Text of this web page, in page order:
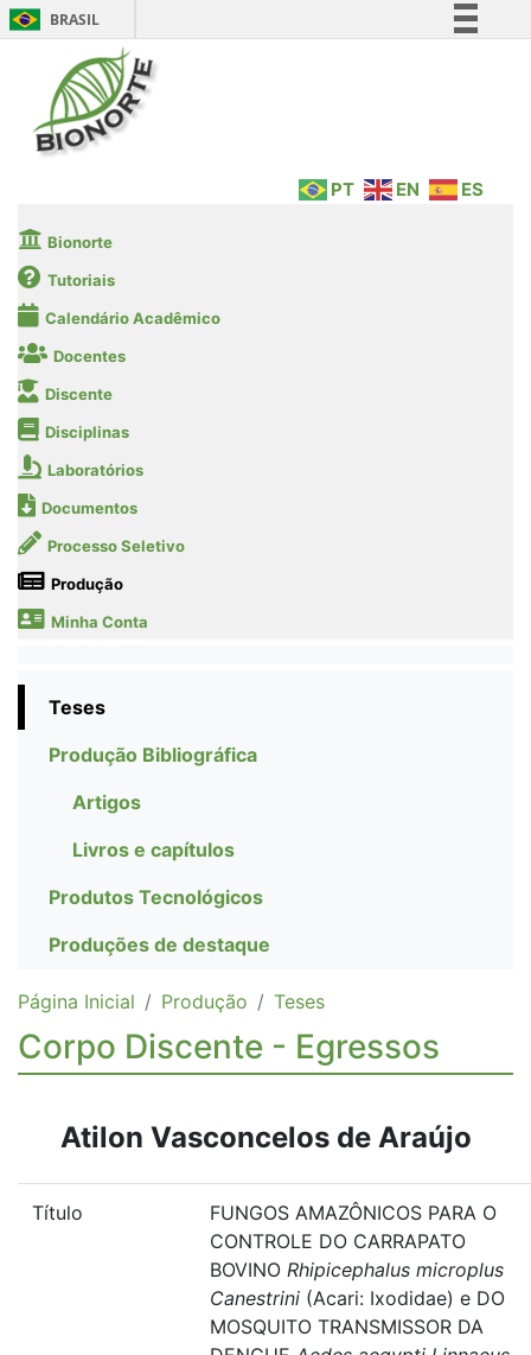
BRASIL
Legislação
PT EN ES
Bionorte
Tutoriais
Calendário Acadêmico
Docentes
Discente
Disciplinas
Laboratórios
Documentos
Processo Seletivo
Produção
Minha Conta
Teses
Produção Bibliográfica
Artigos
Livros e capítulos
Produtos Tecnológicos
Produções de destaque
Página Inicial Produção Teses
Corpo Discente - Egressos
Atilon Vasconcelos de Araújo
Título
FUNGOS AMAZÔNICOS PARA O
CONTROLE DO CARRAPATO
BOVINO Rhipicephalus microplus
Canestrini (Acari: Ixodidae) e DO
MOSQUITO TRANSMISSOR DA